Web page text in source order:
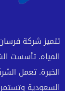
تتميز شركة
المياه. تأسست
السعودية